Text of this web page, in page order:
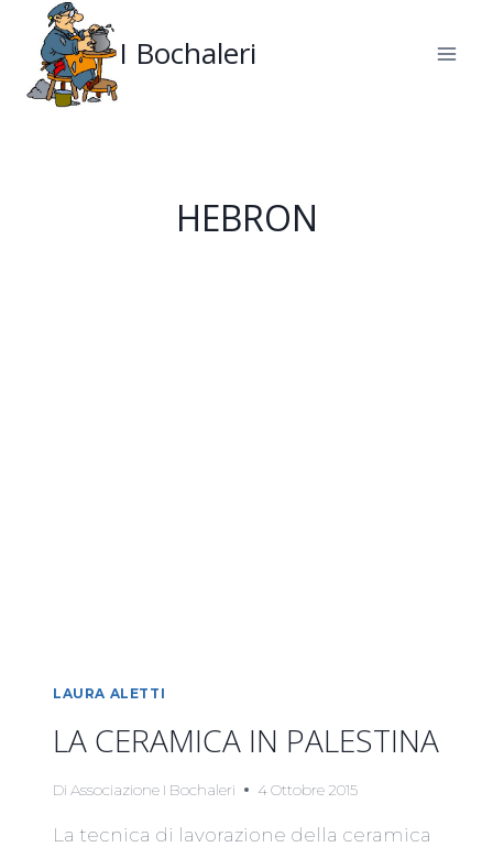
contenuto
I Bochaleri
HEBRON
LAURA ALETTI
LA CERAMICA IN PALESTINA
Di Associazione I Bochaleri 4 Ottobre 2015
La tecnica di lavorazione della ceramica